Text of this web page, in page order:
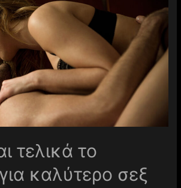
τελικά το
καλύτερο σεξ